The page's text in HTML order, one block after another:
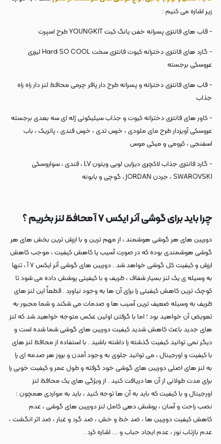
زیر اشاره می کنیم :
- قاب های فانتزی پسرانه خفن یانگ کیت YOUNGKIT طرح اسپرت
- گارد های فانتزی دخترانه کیوت فانتزی سخت Hard SO COOL لیزری
عروسکی برجسته
- قاب های فانتزی دخترانه و پسرانه طرح دار پافر چرمی محافظ لنز دار راه راه
جذاب
- کاور های فانتزی دخترانه کیوت و جذاب سیلیکونی ژله ای سه بعدی برجسته
عروسکی آویزدار طرح مای ملودی ، خرس تدی ، خرس فندی ، پاتریک ، باب
اسفنجی ، کرومی و میکی موس
- گارد فانتزی جذاب لاکچری دیزاین لویی ویتون LV ، فندی ، سواروسکی
SWAROVSKI ، جردن JORDAN ، گوچی و بابونه
چرا باید برای گوشی آنر ایکس ۷ آ محافظ لنز بخریم ؟
دوربین های هر گوشی هوشمند ، از مهم ترین و با ارزش ترین بخش های هر
گوشی هوشمندی بوده که در صورت آسیب یا کاهش کیفیت ، موجب کاهش
ارزش و کیفیت کل گوشی خواهد شد . دوربین های گوشی آنر ایکس ۷ آ ، تنها
به وسیله ی یک لنز بسیار شفاف ، ظریف و با کیفیتی پوشش داده می شود تا
کوچک ترین کاهش کیفیتی را برای آن ها به وجود نیاورد . قطعاً این لنز های
ظریف به وسیله ضعیف ترین آسیب ها و صدمات می شکند و شما مجبور به
تعویض آن خواهید بود ؛ اما با گرفتن اولین عکس متوجه خواهید شد که لنز
های جدید باعث کاهش شدید کیفیت دوربین های گوشی شما شده است و
دیگر نمی توانید کیفیت گذشته را داشته باشید . با استفاده از محافظ لنز های
با کیفیت و اورجینال ، می توانید جلوی به وجود آمدن و بروز هر صدمه ای را
به لنز های اصلی دوربین های گوشی خود گرفته و طول عمر و کیفیت خوبی را
برای مدت طولانی از آن ها دریافت کنید . از ویژگی های یک محافظ لنز
اورجینال و با کیفیت که باید به آن ها توجه کنید ، باید به مواردی همچون :
نصب راحت و آسان ، پوشش دهی کامل لنز دوربین های گوشی ، عدم
کاهش کیفیت دوربین ها ، ضد خط و خش ، ضد گرد و غبار ، ضد اثر انگشت ،
عدم بازتاب نور ، عدم ایجاد حباب و ... اشاره کرد .